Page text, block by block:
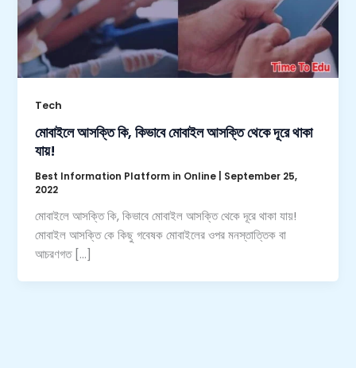
Tech
মোবাইলে আসক্তি কি, কিভাবে মোবাইল আসক্তি থেকে দূরে থাকা
যায়!
Best Information Platform in Online
September 25,
2022
মোবাইলে আসক্তি কি, কিভাবে মোবাইল আসক্তি থেকে দূরে থাকা যায়!
মোবাইল আসক্তি কে কিছু গবেষক মোবাইলের ওপর মনস্তাত্তিক বা
আচরণগত […]